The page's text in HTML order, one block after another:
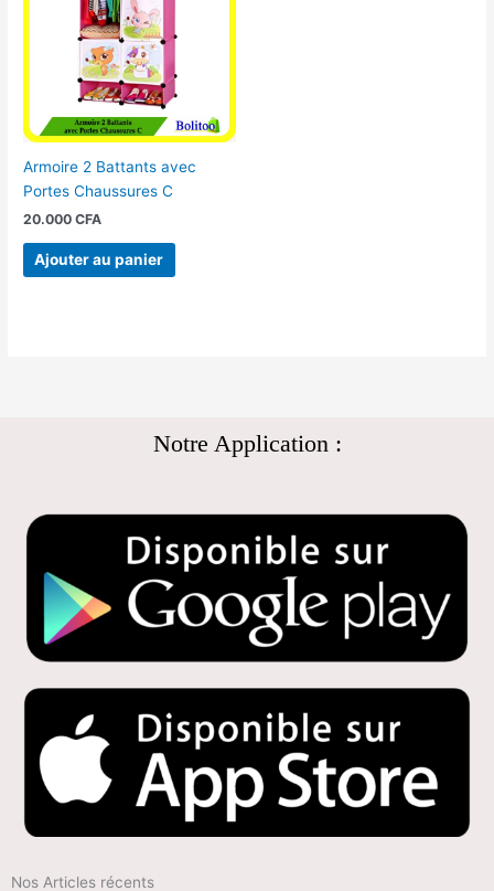
Armoire 2 Battants avec
Portes Chaussures C
20.000CFA
Ajouter au panier
Notre Application :
Nos Articles récents